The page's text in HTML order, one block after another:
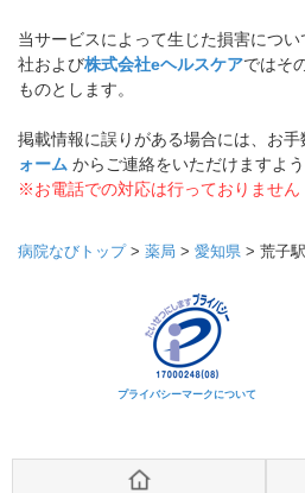
当サービスによって生じた損害につ
社および株式会社eヘルスケアではそ
ものとします。
掲載情報に誤りがある場合には、お手
ォーム からご連絡をいただけますよ
※お電話での対応は行っておりません
病院なびトップ> 薬局 > 愛知県 > 荒子
プライバシーマークについて